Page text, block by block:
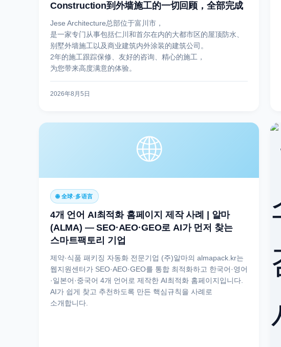
Construction到外墙施工的一切回顾，全部完成
Jese Architecture总部位于富川市，
是一家专门从事包括仁川和首尔在内的大都市区的屋顶防水、
别墅外墙施工以及商业建筑内外涂装的建筑公司。
2年的施工跟踪保修、友好的咨询、精心的施工，
为您带来高度满意的体验。
2026年8月5日
🌐
🌐 全球·多语言
4개 언어 AI최적화 홈페이지 제작 사례 | 알마
(ALMA) — SEO·AEO·GEO로 AI가 먼저 찾는
스마트팩토리 기업
제약·식품 패키징 자동화 전문기업 (주)알마의 almapack.kr는
웹지원센터가 SEO·AEO·GEO를 통합 최적화하고 한국어·영어
·일본어·중국어 4개 언어로 제작한 AI최적화 홈페이지입니다.
AI가 쉽게 찾고 추천하도록 만든 핵심규칙을 사례로
소개합니다.